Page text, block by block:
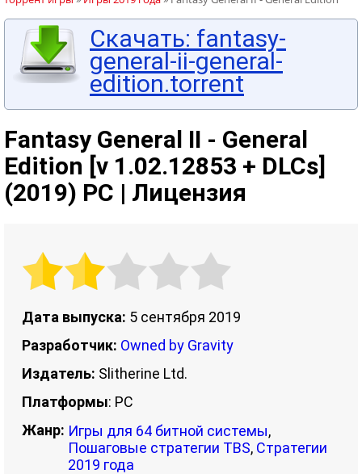
Скачать: fantasy-
general-ii-general-
edition.torrent
Fantasy General II - General
Edition [v 1.02.12853 + DLCs]
(2019) PC | Лицензия
Дата выпуска: 5 сентября 2019
Разработчик: Owned by Gravity
Издатель: Slitherine Ltd.
Платформы: PC
Жанр: Игры для 64 битной системы,
Пошаговые стратегии TBS, Стратегии
2019 года